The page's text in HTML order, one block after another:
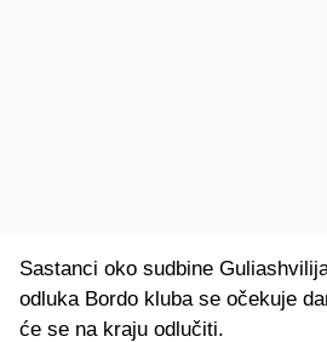
Sastanci oko sudbine
odluka Bordo kluba se očekuje
će se na kraju odlučiti.